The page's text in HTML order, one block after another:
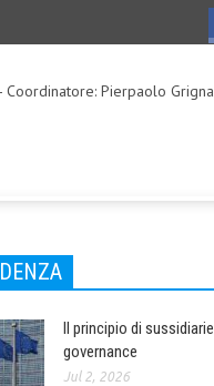
Pierpaolo
Il principio di
governance
Jul 2, 2026